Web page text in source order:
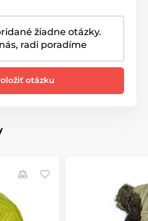
žiadne otázky.
radi poradíme
otázku